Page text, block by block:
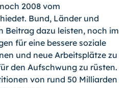
2008 vom
Bund, Länder und
Beitrag dazu leisten, noch im
für eine bessere soziale
und neue Arbeitsplätze zu
den Aufschwung zu rüsten.
von rund 50 Milliarden